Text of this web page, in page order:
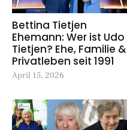
Bettina Tietjen
Ehemann: Wer ist Udo
Tietjen? Ehe, Familie &
Privatleben seit 1991
April 15, 2026